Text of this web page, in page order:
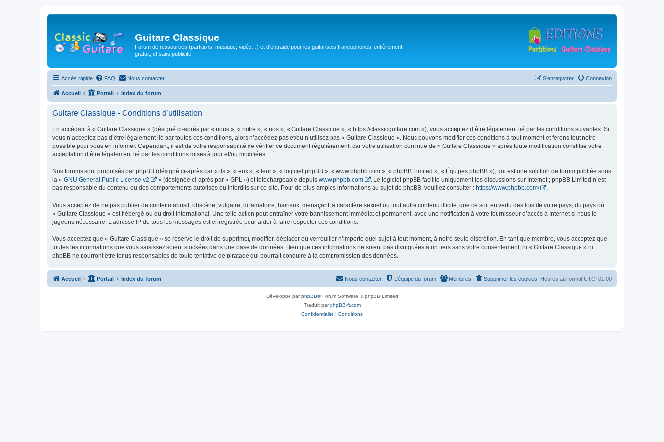
Guitare Classique
Forum de ressources (partitions, musique, vidéo…) et d'entraide pour les guitaristes francophones, entièrement
gratuit, et sans publicité.
Accès rapide FAQ Nous contacter Connexion
S’enregistrer
Accueil Portail Index du forum
Guitare Classique - Conditions d’utilisation
En accédant à « Guitare Classique » (désigné ci-après par « nous », « notre », « nos », « Guitare Classique », « https://classicguitare.com »), vous acceptez d’être légalement lié par les conditions suivantes. Si
vous n’acceptez pas d’être légalement lié par toutes ces conditions, alors n’accédez pas et/ou n’utilisez pas « Guitare Classique ». Nous pouvons modifier ces conditions à tout moment et ferons tout notre
possible pour vous en informer. Cependant, il est de votre responsabilité de vérifier ce document régulièrement, car votre utilisation continue de « Guitare Classique » après toute modification constitue votre
acceptation d’être légalement lié par les conditions mises à jour et/ou modifiées.
Nos forums sont propulsés par phpBB (désigné ci-après par « ils », « eux », « leur », « logiciel phpBB », « www.phpbb.com », « phpBB Limited », « Équipes phpBB »), qui est une solution de forum publiée sous
la « GNU General Public License v2 » (désignée ci-après par « GPL ») et téléchargeable depuis www.phpbb.com
. Le logiciel phpBB facilite uniquement les discussions sur Internet ; phpBB Limited n’est
pas responsable du contenu ou des comportements autorisés ou interdits sur ce site. Pour de plus amples informations au sujet de phpBB, veuillez consulter : https://www.phpbb.com/ .
Vous acceptez de ne pas publier de contenu abusif, obscène, vulgaire, diffamatoire, haineux, menaçant, à caractère sexuel ou tout autre contenu illicite, que ce soit en vertu des lois de votre pays, du pays où
« Guitare Classique » est hébergé ou du droit international. Une telle action peut entraîner votre bannissement immédiat et permanent, avec une notification à votre fournisseur d’accès à Internet si nous le
jugeons nécessaire. L’adresse IP de tous les messages est enregistrée pour aider à faire respecter ces conditions.
Vous acceptez que « Guitare Classique » se réserve le droit de supprimer, modifier, déplacer ou verrouiller n’importe quel sujet à tout moment, à notre seule discrétion. En tant que membre, vous acceptez que
toutes les informations que vous saisissez soient stockées dans une base de données. Bien que ces informations ne soient pas divulguées à un tiers sans votre consentement, ni « Guitare Classique » ni
phpBB ne pourront être tenus responsables de toute tentative de piratage qui pourrait conduire à la compromission des données.
Accueil Portail Index du forum Heures au format UTC+01:00
Supprimer les cookies
Membres
L’équipe du forum
Nous contacter
Développé parphpBB® Forum Software © phpBB Limited
Traduit parphpBB-fr.com
Confidentialité | Conditions